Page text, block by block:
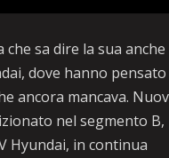
sa dire la sua anche
dove hanno
ancora mancava.
nel segmento B,
Hyundai, in continua